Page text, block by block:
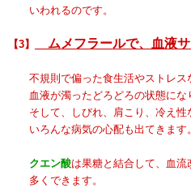
われるのです。
3】 ムメフラールで、血液
規則で偏った食生活やストレスな
液が濁ったどろどろの状態になり
して、しびれ、肩こり、冷え性な
ろんな病気の心配も出てきます。
エン酸は果糖と結合して、血
くできます。